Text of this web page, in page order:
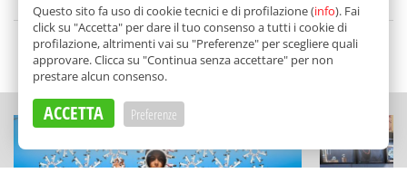
diNicoletta Dammone Sessa
SCELTO DA BALARM
Questo sito fa uso di cookie tecnici e di profilazione (info). Fai
click su "Accetta" per dare il tuo consenso a tutti i cookie di
profilazione, altrimenti vai su "Preferenze" per scegliere quali
approvare. Clicca su "Continua senza accettare" per non
prestare alcun consenso.
ACCETTA Preferenze